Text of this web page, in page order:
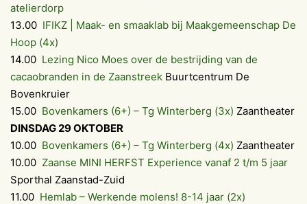
atelierdorp
13.00 IFIKZ | Maak- en smaaklab bij Maakgemeenschap De
Hoop (4x)
14.00 Lezing Nico Moes over de bestrijding van de
cacaobranden in de Zaanstreek Buurtcentrum De
Bovenkruier
15.00 Bovenkamers (6+) – Tg Winterberg (3x) Zaantheater
DINSDAG 29 OKTOBER
10.00 Bovenkamers (6+) – Tg Winterberg (4x) Zaantheater
10.00 Zaanse MINI HERFST Experience vanaf 2 t/m 5 jaar
Sporthal Zaanstad-Zuid
11.00 Hemlab – Werkende molens! 8-14 jaar (2x)